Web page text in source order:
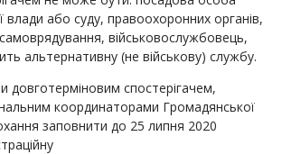
влади або суду, правоохоронних органів,
військовослужбовець,
альтернативну (не військову) службу.
спостерігачем,
координаторами Громадянської
заповнити до 25 липня 2020